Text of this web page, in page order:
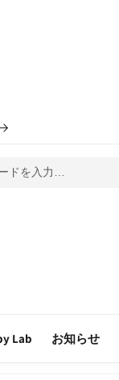
ドを入力…
Lab お知らせ